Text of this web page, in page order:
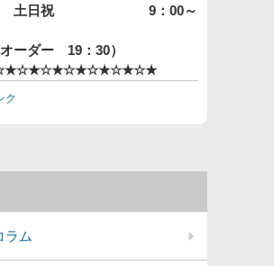
祝 9：00～
オーダー 19：30）
ク
ラム